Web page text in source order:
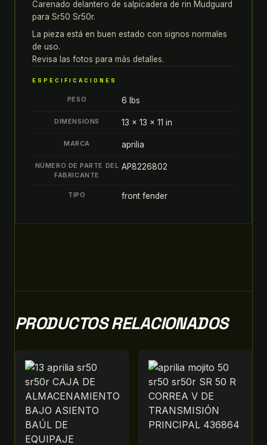
DE
SALPICADERA
DE
RIN
MUDGUARD
quantity
Carenado delantero de salpicadera de rin Mudguard
para Sr50 Sr50r.
La pieza está en buen estado con signos normales
de uso.
Revisa las fotos para más detalles.
ESPECIFICACIONES
PESO 6 lbs
DIMENSIONS 13 × 13 × 11 in
MARCA aprilia
NÚMERO DE PARTE DEL
FABRICANTE
AP8226802
TIPO front fender
PRODUCTOS RELACIONADOS